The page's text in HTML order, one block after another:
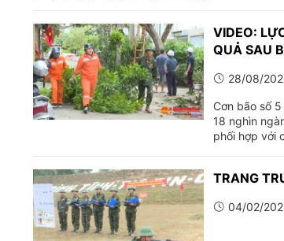
VIDEO:
QUẢ SAU
28/08/
Cơn bão số
18 nghìn
phối hợp với
TRANG
04/02/